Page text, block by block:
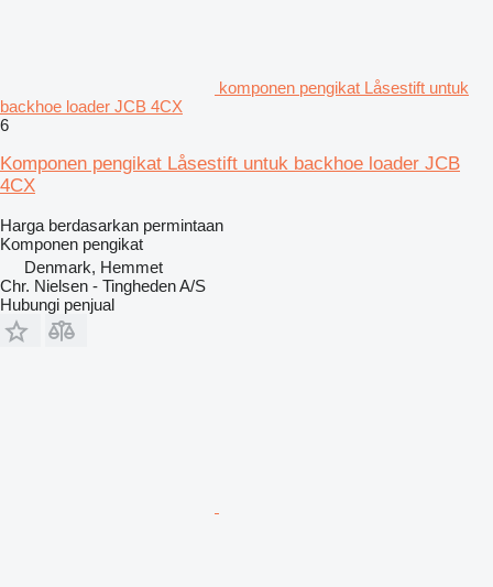
komponen pengikat Låsestift untuk
backhoe loader JCB 4CX
6
Komponen pengikat Låsestift untuk backhoe loader JCB
4CX
Harga berdasarkan permintaan
Komponen pengikat
Denmark, Hemmet
Chr. Nielsen - Tingheden A/S
Hubungi penjual